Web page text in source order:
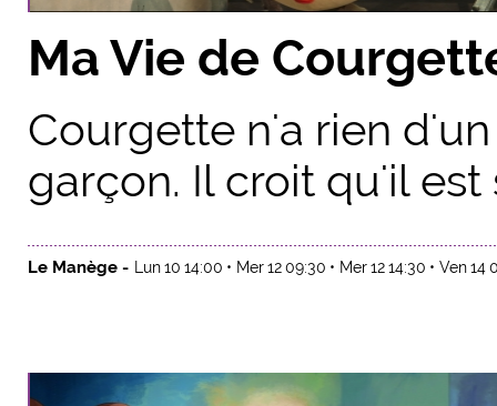
Ma Vie de
Courgette n'a rien
garçon. Il croit qu'il
Le Manège - Lun 10 14:00 Mer 12 09:30 Mer 12 14:30 Ven 14